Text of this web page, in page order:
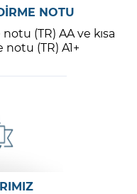
NOTU
(TR) AA ve kısa
(TR) A1+